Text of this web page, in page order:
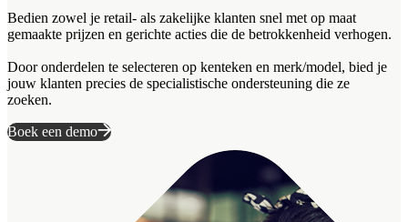
Bedien zowel je retail- als zakelijke klanten snel met op maat
gemaakte prijzen en gerichte acties die de betrokkenheid verhogen.
Door onderdelen te selecteren op kenteken en merk/model, bied je
jouw klanten precies de specialistische ondersteuning die ze
zoeken.
Boek een demo